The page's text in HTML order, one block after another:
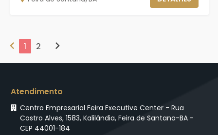
chevron_left 1 2 chevron_right
Atendimento
Centro Empresarial Feira Executive Center - Rua
Castro Alves, 1583, Kalilândia, Feira de Santana-BA -
CEP 44001-184